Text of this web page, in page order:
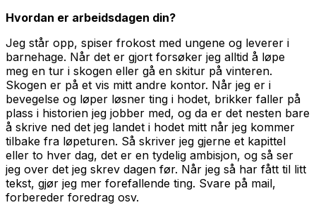
Hvordan er arbeidsdagen din?
Jeg står opp, spiser frokost med ungene og leverer i
barnehage. Når det er gjort forsøker jeg alltid å løpe
meg en tur i skogen eller gå en skitur på vinteren.
Skogen er på et vis mitt andre kontor. Når jeg er i
bevegelse og løper løsner ting i hodet, brikker faller på
plass i historien jeg jobber med, og da er det nesten bare
å skrive ned det jeg landet i hodet mitt når jeg kommer
tilbake fra løpeturen. Så skriver jeg gjerne et kapittel
eller to hver dag, det er en tydelig ambisjon, og så ser
jeg over det jeg skrev dagen før. Når jeg så har fått til litt
tekst, gjør jeg mer forefallende ting. Svare på mail,
forbereder foredrag osv.